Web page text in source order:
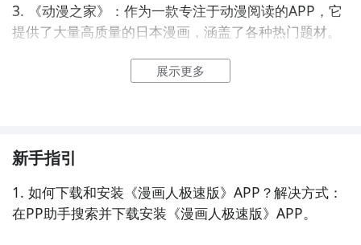
3. 《动漫之家》：作为一款专注于动漫阅读的APP，它
提供了大量高质量的日本漫画，涵盖了各种热门题材。
个性化推荐，快速找到适合自己的漫画。同时，它还提
5. 《悦读漫画》：这是一款为用户提供舒适阅读体验的
展示更多
新手指引
1. 如何下载和安装《漫画人极速版》APP？解决方式：
在PP助手搜索并下载安装《漫画人极速版》APP。